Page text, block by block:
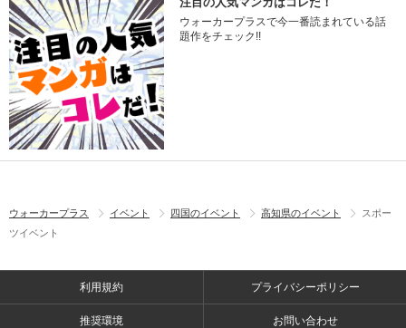
ウォーカープラスで今一番読まれている話
題作をチェック!!
ウォーカープラス イベント 四国のイベント 高知県のイベント
スポー
ツイベント
利用規約 プライバシーポリシー
推奨環境 お問い合わせ